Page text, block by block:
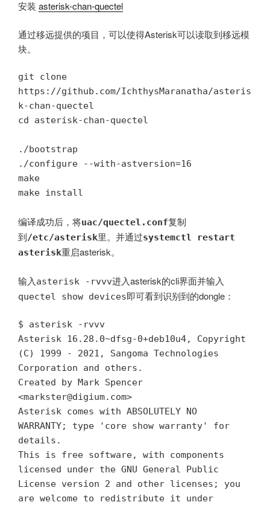
安装 asterisk-chan-quectel
通过移远提供的项目，可以使得Asterisk可以读取到移远模
块。
git clone
https://github.com/IchthysMaranatha/asteris
k-chan-quectel
cd asterisk-chan-quectel
./bootstrap
./configure --with-astversion=16
make
make install
编译成功后，将uac/quectel.conf复制
到/etc/asterisk里。并通过systemctl restart
asterisk重启asterisk。
输入 asterisk -rvvv进入asterisk的cli界面并输入
quectel show devices即可看到识别到的dongle：
$ asterisk -rvvv
Asterisk 16.28.0~dfsg-0+deb10u4, Copyright
(C) 1999 - 2021, Sangoma Technologies
Corporation and others.
Created by Mark Spencer
<markster@digium.com>
Asterisk comes with ABSOLUTELY NO
WARRANTY; type 'core show warranty' for
details.
This is free software, with components
licensed under the GNU General Public
License version 2 and other licenses; you
are welcome to redistribute it under